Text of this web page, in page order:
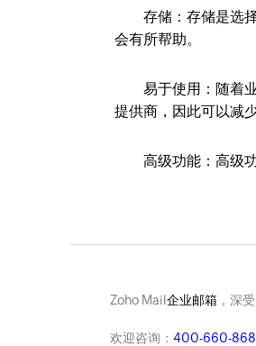
存储：存储是选择
会有所帮助。
易于使用：随着业
提供商，因此可以减
高级功能：高级功
Zoho Mail企业邮箱，深
欢迎咨询： 400-660-